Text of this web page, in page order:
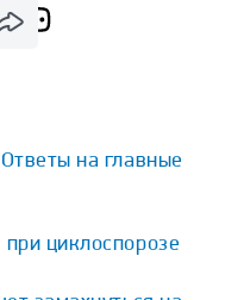
на главные
циклоспорозе